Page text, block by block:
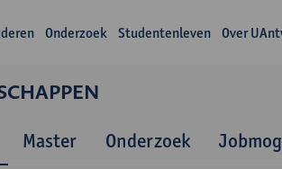
Onderzoek Studentenleven Over
Master Onderzoek